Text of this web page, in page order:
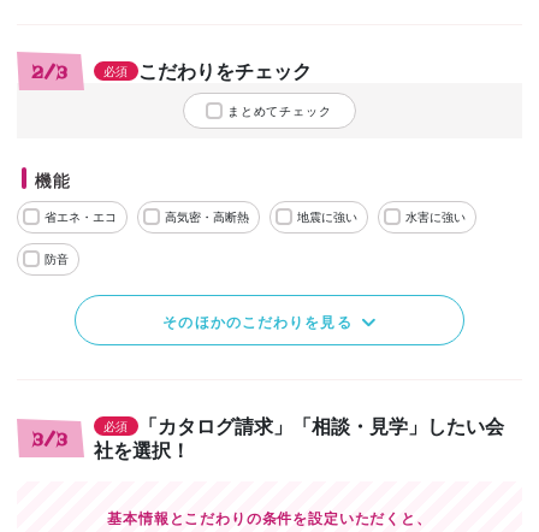
2/3 必須 こだわりをチェック
まとめてチェック
機能
省エネ・エコ 高気密・高断熱 地震に強い 水害に強い
防音
そのほかのこだわりを見る
3/3
必須
「カタログ請求」「相談・見学」したい会
社を選択！
基本情報とこだわりの条件を設定いただくと、